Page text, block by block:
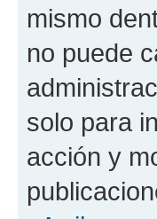
mismo
no puede
solo para
acción y